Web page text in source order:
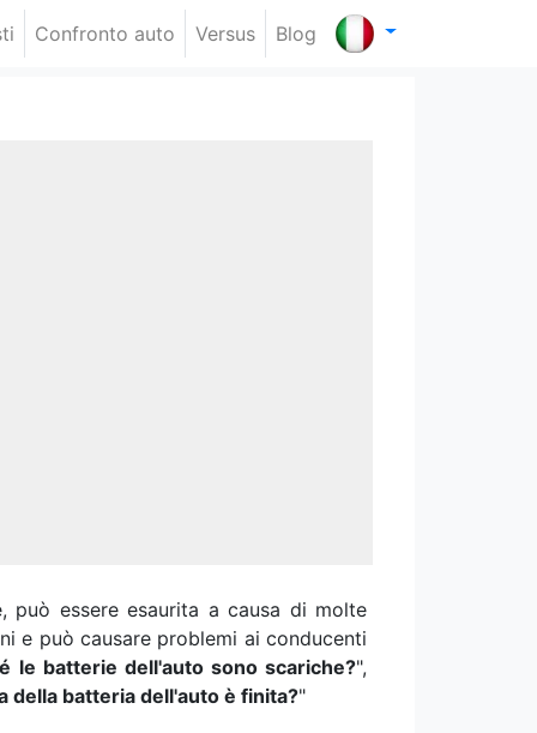
Confronto auto Versus Blog
può essere esaurita a causa di molte
e può causare problemi ai conducenti
le batterie dell'auto sono scariche?",
della batteria dell'auto è finita?"